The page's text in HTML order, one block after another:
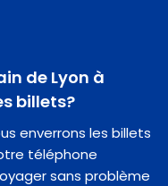
de Lyon à
billets?
enverrons les billets
téléphone
sans problème